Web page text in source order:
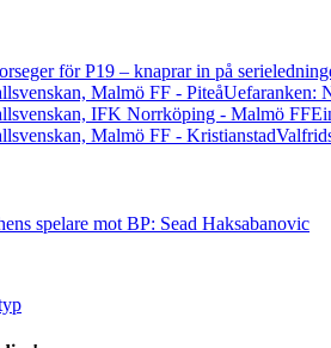
för P19 – knaprar in på
Uefaranken:
spelare mot BP: Sead Haksabanovic